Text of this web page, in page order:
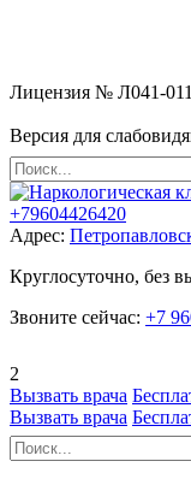
Лицензия № Л041-
Версия для
+79604426420
Адрес:
Круглосуточно, без
Звоните сейчас: +7
2
Вызвать врача
Вызвать врача